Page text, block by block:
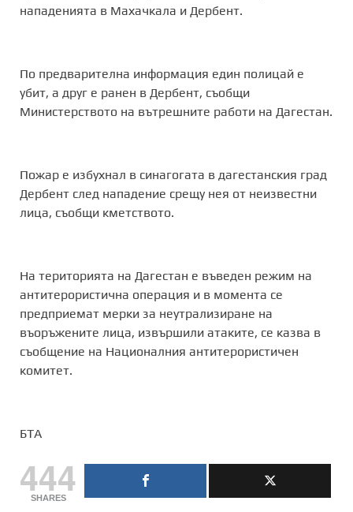
нападенията в Махачкала и Дербент.
По предварителна информация един полицай е
убит, а друг е ранен в Дербент, съобщи
Министерството на вътрешните работи на Дагестан.
Пожар е избухнал в синагогата в дагестанския град
Дербент след нападение срещу нея от неизвестни
лица, съобщи кметството.
На територията на Дагестан е въведен режим на
антитерористична операция и в момента се
предприемат мерки за неутрализиране на
въоръжените лица, извършили атаките, се казва в
съобщение на Националния антитерористичен
комитет.
БТА
444
SHARES